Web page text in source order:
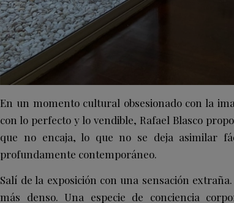
En un momento cultural obsesionado con la
con lo perfecto y lo vendible, Rafael Blasco
que no encaja, lo que no se deja asimilar
profundamente contemporáneo.
Salí de la exposición con una sensación
más denso. Una especie de conciencia